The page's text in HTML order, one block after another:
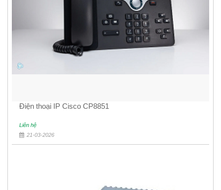
Điện thoại IP Cisco CP8851
Liên hệ
21-03-2026